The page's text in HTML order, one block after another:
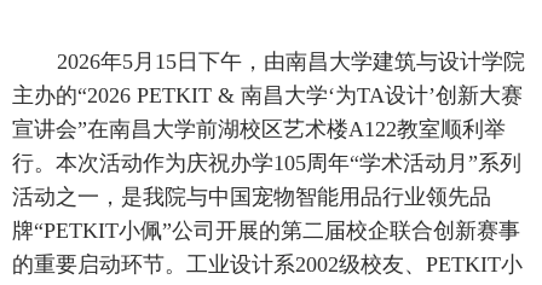
2026年5月15日下午，由南昌大学建筑与设计学院
主办的“2026 PETKIT & 南昌大学‘为TA设计’创新大赛
宣讲会”在南昌大学前湖校区艺术楼A122教室顺利举
行。本次活动作为庆祝办学105周年“学术活动月”系列
活动之一，是我院与中国宠物智能用品行业领先品
牌“PETKIT小佩”公司开展的第二届校企联合创新赛事
的重要启动环节。工业设计系2002级校友、PETKIT小